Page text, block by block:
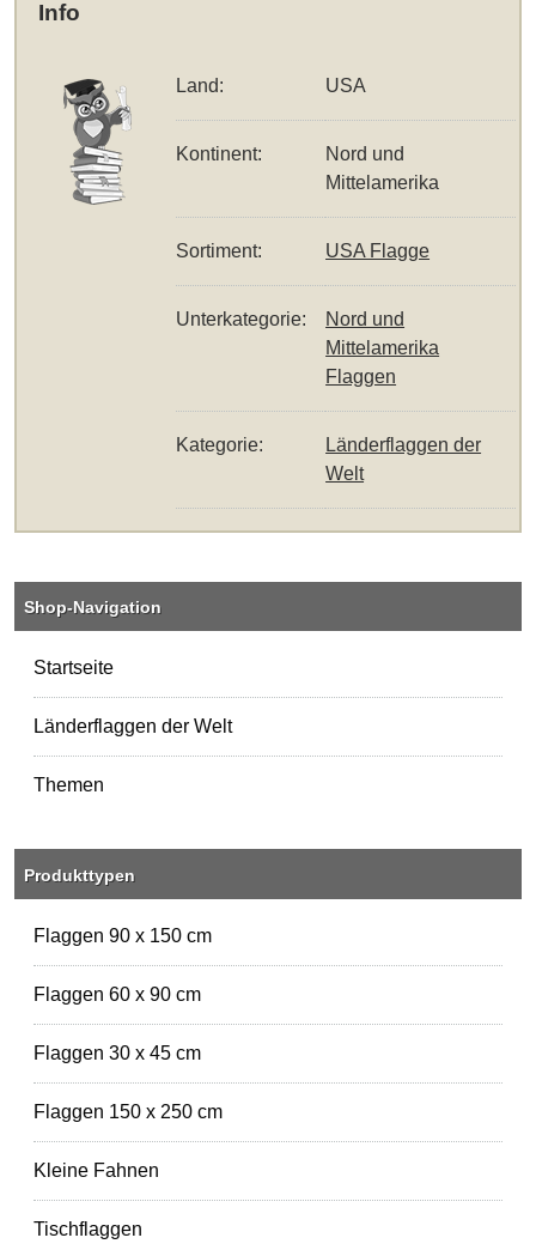
Info
Land: USA
Kontinent:
Nord und
Mittelamerika
Sortiment: USA Flagge
Unterkategorie:
Nord und
Mittelamerika
Flaggen
Kategorie:
Länderflaggen der
Welt
Shop-Navigation
Startseite
Länderflaggen der Welt
Themen
Produkttypen
Flaggen 90 x 150 cm
Flaggen 60 x 90 cm
Flaggen 30 x 45 cm
Flaggen 150 x 250 cm
Kleine Fahnen
Tischflaggen